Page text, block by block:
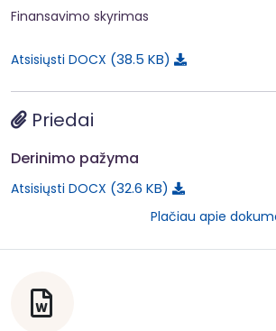
Finansavimo skyrimas
Atsisiųsti DOCX 38.5 KB
Priedai
Derinimo pažyma
Atsisiųsti DOCX 32.6 KB
Plačiau apie